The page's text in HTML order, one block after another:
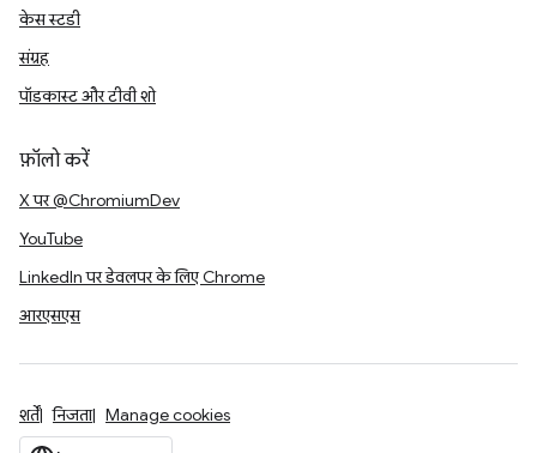
केस स्टडी
संग्रह
पॉडकास्ट और टीवी शो
फ़ॉलो करें
X पर @ChromiumDev
YouTube
LinkedIn पर डेवलपर के लिए Chrome
आरएसएस
शर्तें निजता Manage cookies